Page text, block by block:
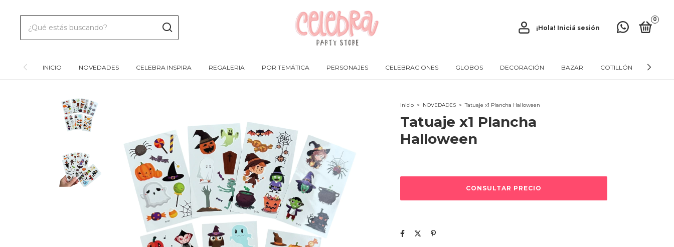
¡Hola! Iniciá sesión
0
INICIO NOVEDADES CELEBRA INSPIRA REGALERIA POR TEMÁTICA PERSONAJES CELEBRACIONES GLOBOS DECORACIÓN BAZAR COTILLÓN IDEAL
Inicio > NOVEDADES > Tatuaje x1 Plancha Halloween
Tatuaje x1 Plancha
Halloween